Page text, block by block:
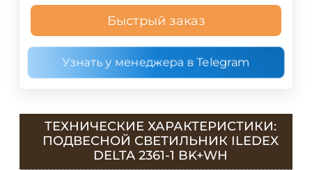
Быстрый заказ
Узнать у менеджера в Telegram
ТЕХНИЧЕСКИЕ ХАРАКТЕРИСТИКИ:
ПОДВЕСНОЙ СВЕТИЛЬНИК ILEDEX
DELTA 2361-1 BK+WH